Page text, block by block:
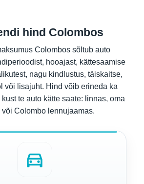
hind Colombos
Colombos sõltub auto
hooajast, kättesaamise
nagu kindlustus, täiskaitse,
või lisajuht. Hind võib erineda ka
te auto kätte saate: linnas, oma
või Colombo lennujaamas.
directions_car